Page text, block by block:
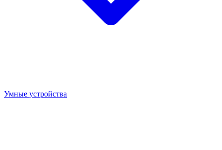
Умные устройства